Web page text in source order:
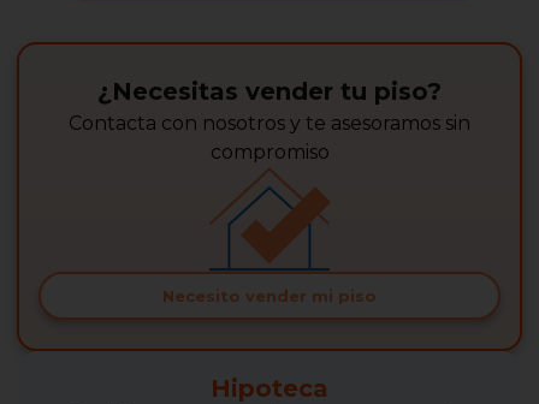
¿Necesitas vender tu piso?
Contacta con nosotros y te asesoramos sin
compromiso
Necesito vender mi piso
Hipoteca